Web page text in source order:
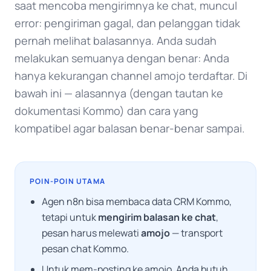
saat mencoba mengirimnya ke chat, muncul
error: pengiriman gagal, dan pelanggan tidak
pernah melihat balasannya. Anda sudah
melakukan semuanya dengan benar: Anda
hanya kekurangan channel amojo terdaftar. Di
bawah ini — alasannya (dengan tautan ke
dokumentasi Kommo) dan cara yang
kompatibel agar balasan benar-benar sampai.
POIN-POIN UTAMA
Agen n8n bisa membaca data CRM Kommo,
tetapi untukmengirim balasan ke chat,
pesan harus melewatiamojo— transport
pesan chat Kommo.